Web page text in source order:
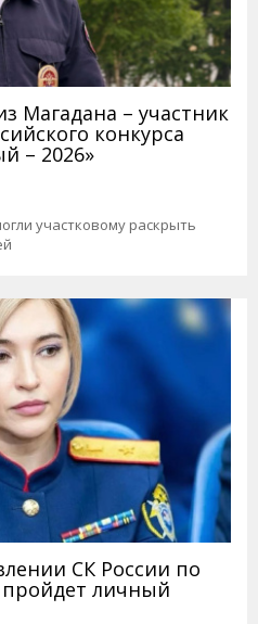
Магадана – участник
конкурса
– 2026»
участковому раскрыть
СК России по
пройдет личный